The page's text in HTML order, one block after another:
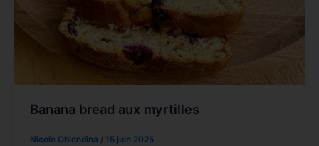
Banana bread aux myrtilles
Nicole Obiondina / 15 juin 2025